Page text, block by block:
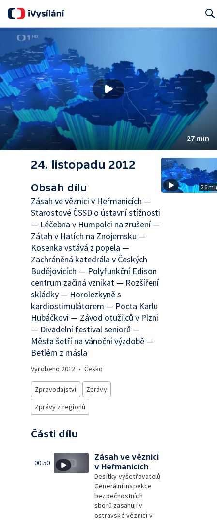
27 min
24. listopadu 2012
Obsah dílu
Zásah ve věznici v Heřmanicích —
Starostové ČSSD o ústavní stížnosti
— Léčebna v Humpolci na zrušení —
Zátah v Hatích na Znojemsku —
Kosenka vstává z popela —
Zachráněná katedrála v Českých
Budějovicích — Polyfunkční Edison
centrum začíná vznikat — Rozšíření
skládky — Horolezkyně s
kardiostimulátorem — Pocta Karlu
Hubáčkovi — Závod otužilců v Plzni
— Divadelní festival seniorů —
Města šetří na vánoční výzdobě —
Betlém z másla
Vyrobeno 2012 • Česko
Zpravodajství
Zprávy
Zprávy z regionů
Části dílu
00:50
Zásah ve věznici
v Heřmanicích
Desítky vyšetřovatelů
Generální inspekce
bezpečnostních
sborů zasahují v
ostravské věznici v
26